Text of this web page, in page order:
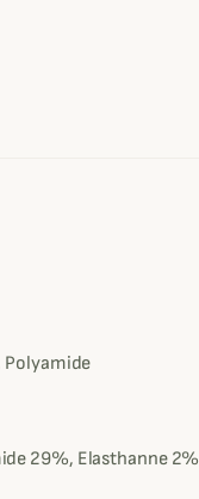
Polyamide
29%, Elasthanne 2%